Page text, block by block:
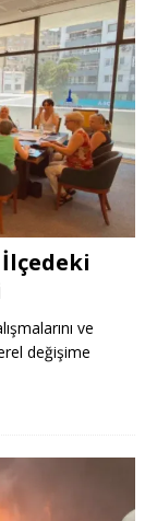
ve
değişime